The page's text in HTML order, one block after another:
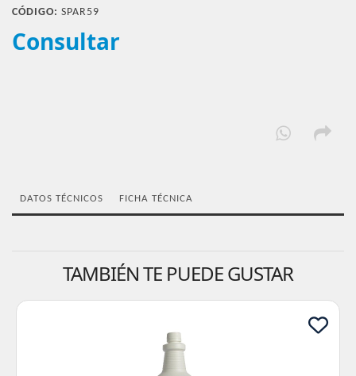
CÓDIGO: SPAR59
Consultar
DATOS TÉCNICOS FICHA TÉCNICA
TAMBIÉN TE PUEDE GUSTAR